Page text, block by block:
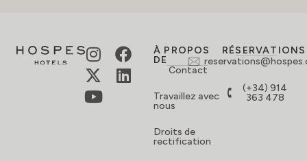
À PROPOS
DE
Contact
Travaillez avec
nous
Droits de
rectification
RÉSERVATIONS
(+34) 914
363 478